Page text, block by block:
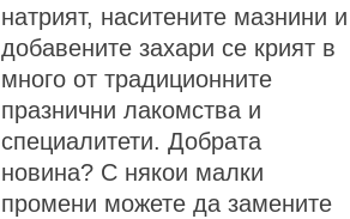
натрият, наситените мазнини и
добавените захари се крият в
много от традиционните
празнични лакомства и
специалитети. Добрата
новина? С някои малки
промени можете да замените